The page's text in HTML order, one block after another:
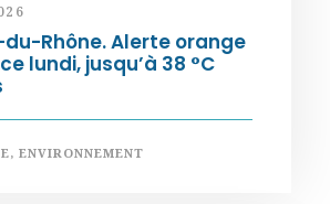
Rhône. Alerte orange
lundi, jusqu’à 38 °C
, ENVIRONNEMENT